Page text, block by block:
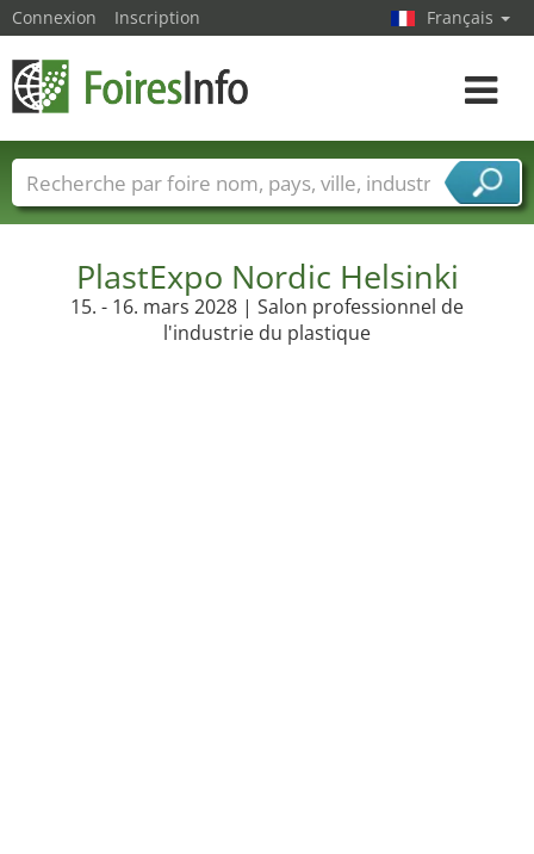
PlastExpo Nordic Helsinki
15. - 16. mars 2028 | Salon professionnel de
l'industrie du plastique
Connexion Inscription Français
Toggle
Foire noms Pays Villes
Secteurs de foire